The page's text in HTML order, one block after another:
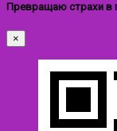
Превращаю страхи в
×